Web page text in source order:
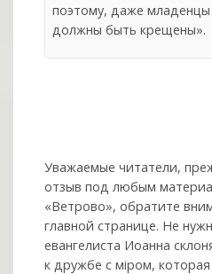
поэтому, даже младенцы
должны быть крещены».
Уважаемые читатели,
отзыв под любым
«Ветрово», обратите
главной странице. Не
евангелиста Иоанна
к дружбе с мiром,